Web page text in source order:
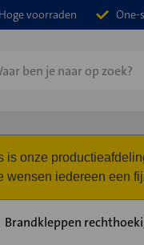
Hoge voorraden One-
onze
wensen iedereen een
Brandkleppen